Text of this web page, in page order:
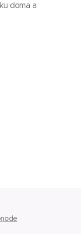
doma a